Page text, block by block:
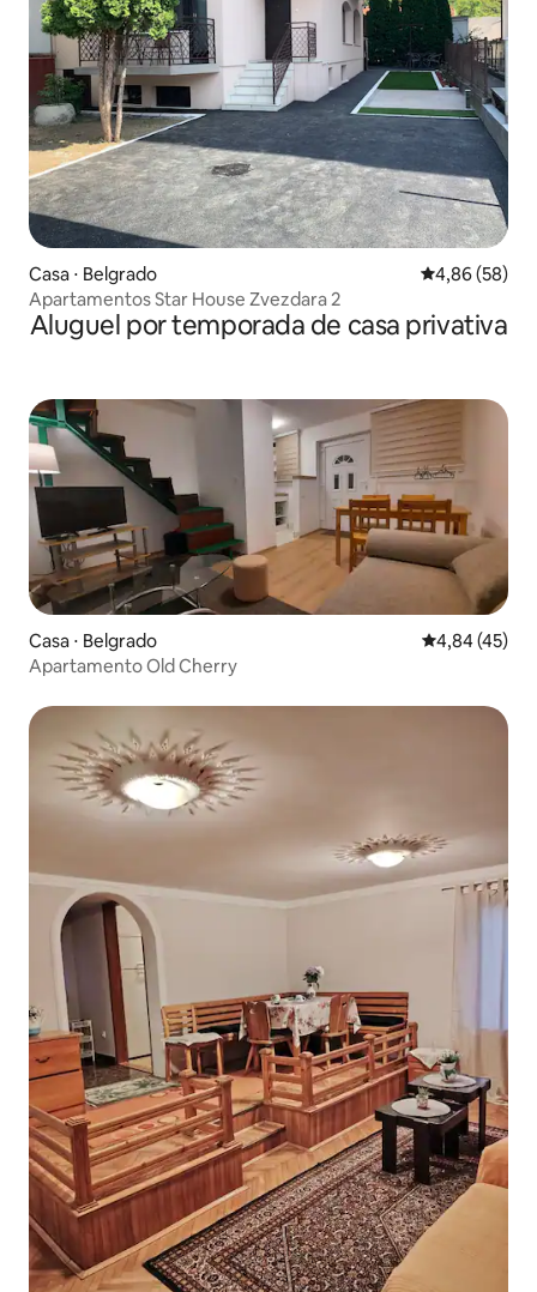
Casa ⋅ Belgrado 4,86 de uma
4,86 (58)
Apartamentos Star House Zvezdara 2
Aluguel por temporada de casa privativa
Casa ⋅ Belgrado 4,84 de uma
4,84 (45)
Apartamento Old Cherry